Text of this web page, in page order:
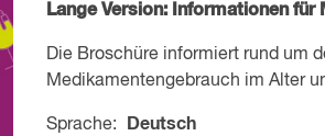
Lange Version: Informationen für
Die Broschüre informiert rund um
Medikamentengebrauch im Alter
Sprache: Deutsch